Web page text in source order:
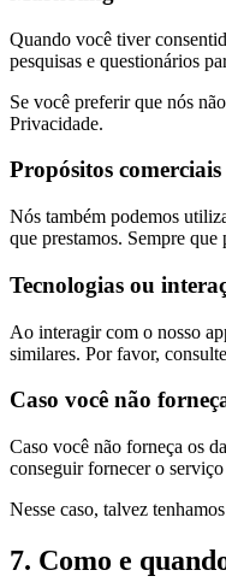
Quando você tiver
pesquisas e questionários
Se você preferir que nós
Privacidade.
Propósitos
Nós também podemos
que prestamos. Sempre
Tecnologias ou
Ao interagir com o nosso
similares. Por favor,
Caso você não
Caso você não forneça os
conseguir fornecer o
Nesse caso, talvez
7. Como e